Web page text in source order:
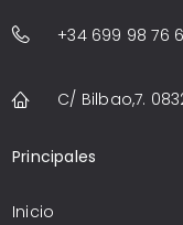
+34 699 98 76
C/ Bilbao,7.
Principales
Inicio